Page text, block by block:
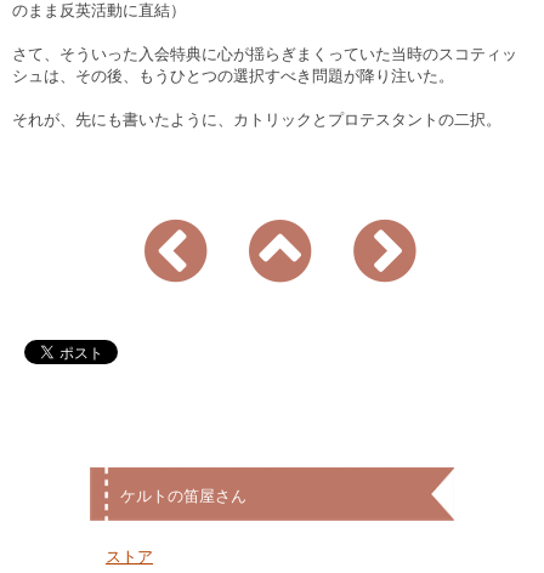
のまま反英活動に直結）
さて、そういった入会特典に心が揺らぎまくっていた当時のスコティッ
シュは、その後、もうひとつの選択すべき問題が降り注いた。
それが、先にも書いたように、カトリックとプロテスタントの二択。
ケルトの笛屋さん
ストア